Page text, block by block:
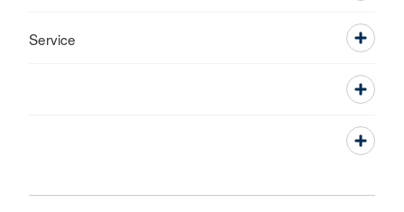
Service